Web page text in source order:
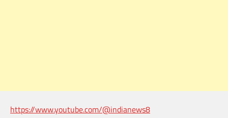
https://www.youtube.com/@indianews8